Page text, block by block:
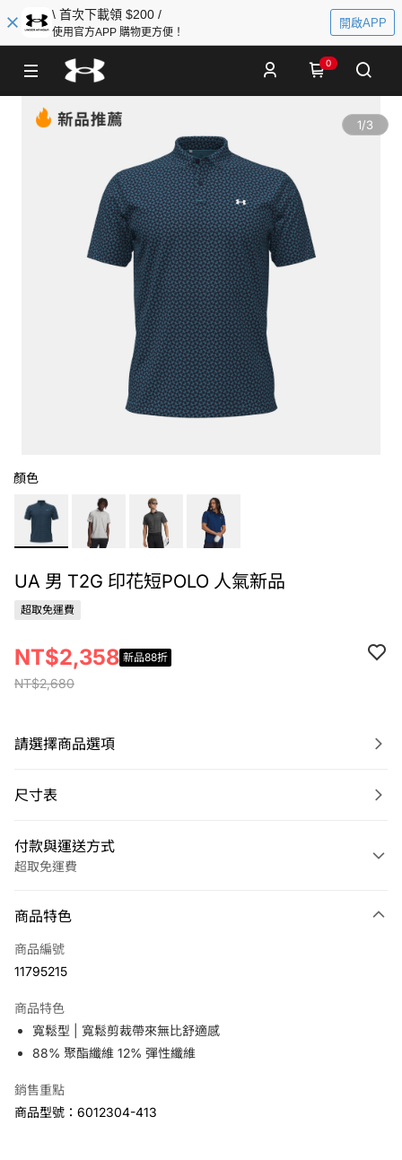
\ 首次下載領 $200 /
使用官方APP 購物更方便！
開啟APP
0
1/3
顏色
UA 男 T2G 印花短POLO 人氣新品
超取免運費
NT$2,680
NT$2,358 新品88折
請選擇商品選項
尺寸表
付款與運送方式
超取免運費
信用卡一次付款
LINE Pay
悠遊付
7-11取貨(快速到店)
免運費
商品特色
商品編號
11795215
商品特色
寬鬆型 | 寬鬆剪裁帶來無比舒適感
88% 聚酯纖維 12% 彈性纖維
銷售重點
商品型號：6012304-413